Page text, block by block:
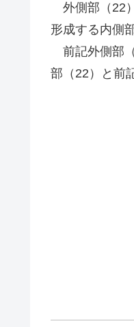
外側部（22
形成する内側
前記外側部
部（22）と前